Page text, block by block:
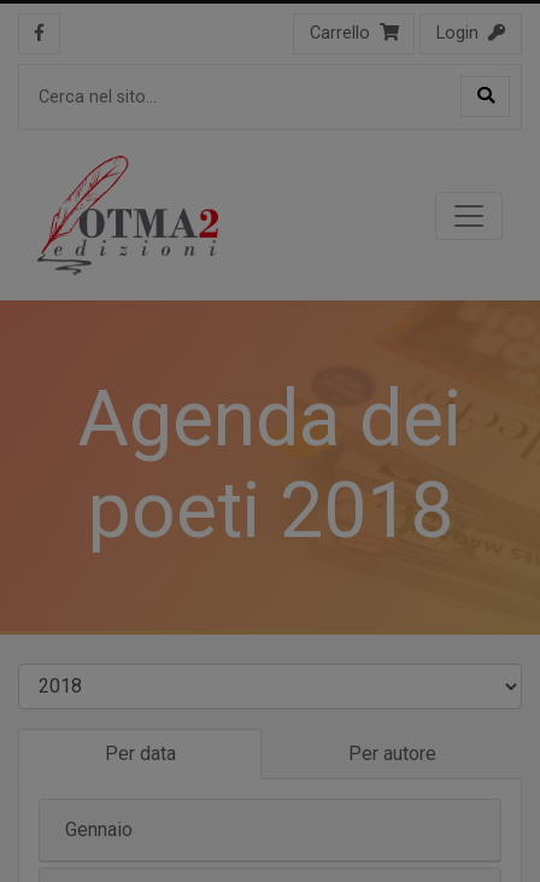
Carrello Login
Agenda dei
poeti 2018
Per data Per autore
Gennaio